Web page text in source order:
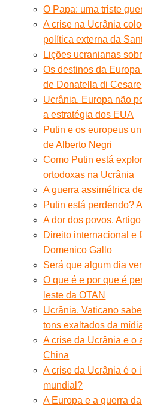
O Papa: uma triste
A crise na Ucrânia
política externa da
Lições ucranianas
Os destinos da
de Donatella di Cesare
Ucrânia. Europa não
a estratégia dos EUA
Putin e os europeus
de Alberto Negri
Como Putin está
ortodoxas na Ucrânia
A guerra assimétrica
Putin está perdendo?
A dor dos povos.
Direito internacional e
Domenico Gallo
Será que algum dia
O que é e por que é
leste da OTAN
Ucrânia. Vaticano
tons exaltados da
A crise da Ucrânia e o
China
A crise da Ucrânia é o
mundial?
A Europa e a guerra